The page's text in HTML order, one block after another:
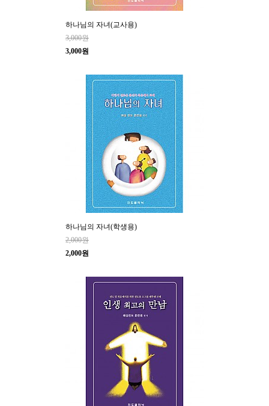
하나님의 자녀(교사용)
3,000원
3,000원
하나님의 자녀(학생용)
2,000원
2,000원